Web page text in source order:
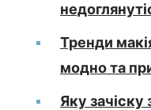
Тренди
модно та
Яку зачіску